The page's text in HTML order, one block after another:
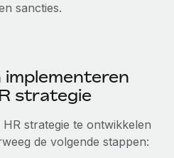
om alle soorten bedrijven
sancties.
strategie
strategie te ontwikkelen
de volgende stappen: